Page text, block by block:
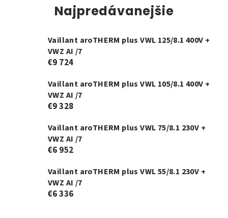
Najpredávanejšie
Vaillant aroTHERM plus VWL 125/8.1 400V +
VWZ AI /7
€9 724
Vaillant aroTHERM plus VWL 105/8.1 400V +
VWZ AI /7
€9 328
Vaillant aroTHERM plus VWL 75/8.1 230V +
VWZ AI /7
€6 952
Vaillant aroTHERM plus VWL 55/8.1 230V +
VWZ AI /7
€6 336